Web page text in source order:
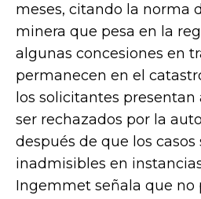
meses, citando la norma
minera que pesa en la
algunas concesiones en
permanecen en el
los solicitantes presentan
ser rechazados por la
después de que los casos
inadmisibles en
Ingemmet señala que no